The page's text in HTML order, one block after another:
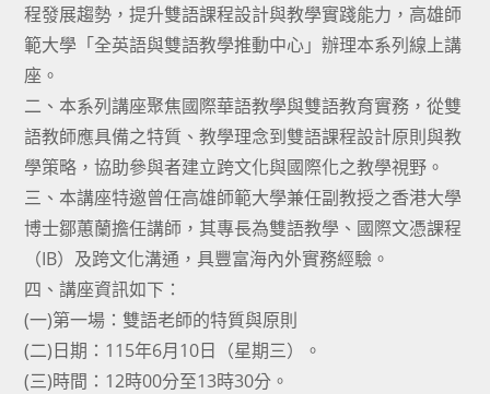
程發展趨勢，提升雙語課程設計與教學實踐能力，高雄師
範大學「全英語與雙語教學推動中心」辦理本系列線上講
座。
二、本系列講座聚焦國際華語教學與雙語教育實務，從雙
語教師應具備之特質、教學理念到雙語課程設計原則與教
學策略，協助參與者建立跨文化與國際化之教學視野。
三、本講座特邀曾任高雄師範大學兼任副教授之香港大學
博士鄒蕙蘭擔任講師，其專長為雙語教學、國際文憑課程
（IB）及跨文化溝通，具豐富海內外實務經驗。
四、講座資訊如下：
(一)第一場：雙語老師的特質與原則
(二)日期：115年6月10日（星期三）。
(三)時間：12時00分至13時30分。